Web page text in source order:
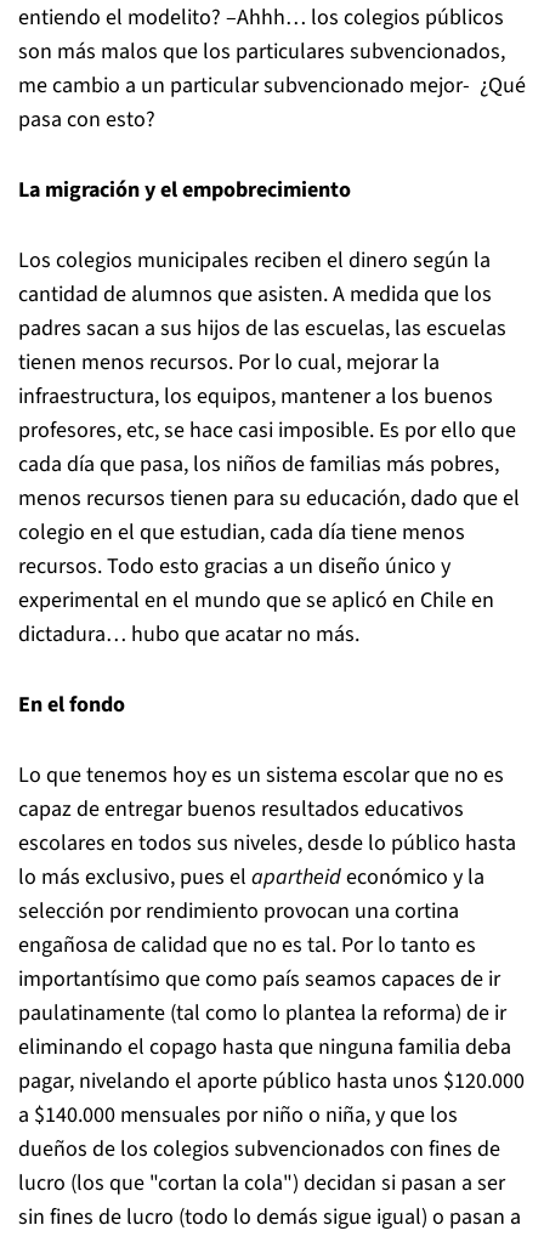
entiendo el modelito? –Ahhh… los colegios públicos
son más malos que los particulares subvencionados,
me cambio a un particular subvencionado mejor- ¿Qué
pasa con esto?
La migración y el empobrecimiento
Los colegios municipales reciben el dinero según la
cantidad de alumnos que asisten. A medida que los
padres sacan a sus hijos de las escuelas, las escuelas
tienen menos recursos. Por lo cual, mejorar la
infraestructura, los equipos, mantener a los buenos
profesores, etc, se hace casi imposible. Es por ello que
cada día que pasa, los niños de familias más pobres,
menos recursos tienen para su educación, dado que el
colegio en el que estudian, cada día tiene menos
recursos. Todo esto gracias a un diseño único y
experimental en el mundo que se aplicó en Chile en
dictadura… hubo que acatar no más.
En el fondo
Lo que tenemos hoy es un sistema escolar que no es
capaz de entregar buenos resultados educativos
escolares en todos sus niveles, desde lo público hasta
lo más exclusivo, pues el apartheideconómico y la
selección por rendimiento provocan una cortina
engañosa de calidad que no es tal. Por lo tanto es
importantísimo que como país seamos capaces de ir
paulatinamente (tal como lo plantea la reforma) de ir
eliminando el copago hasta que ninguna familia deba
pagar, nivelando el aporte público hasta unos $120.000
a $140.000 mensuales por niño o niña, y que los
dueños de los colegios subvencionados con fines de
lucro (los que "cortan la cola") decidan si pasan a ser
sin fines de lucro (todo lo demás sigue igual) o pasan a